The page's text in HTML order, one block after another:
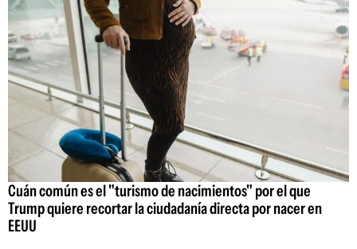
Cuán común es el "turismo de nacimientos" por el que
Trump quiere recortar la ciudadanía directa por nacer en
EEUU